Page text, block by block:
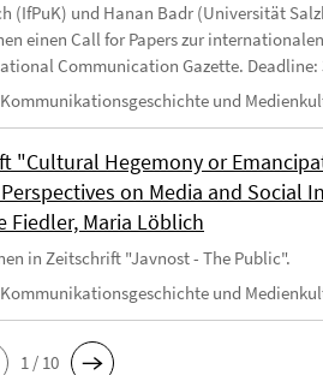
(IfPuK) und Hanan Badr (Universität
einen Call for Papers zur
Communication Gazette. Deadline:
Kommunikationsgeschichte und
"Cultural Hegemony or
on Media and Social
Fiedler, Maria Löblich
in Zeitschrift "Javnost - The Public".
Kommunikationsgeschichte und
1 / 10